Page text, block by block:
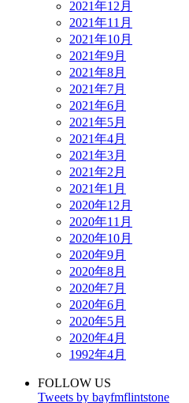
2021年12月
2021年11月
2021年10月
2021年9月
2021年8月
2021年7月
2021年6月
2021年5月
2021年4月
2021年3月
2021年2月
2021年1月
2020年12月
2020年11月
2020年10月
2020年9月
2020年8月
2020年7月
2020年6月
2020年5月
2020年4月
1992年4月
FOLLOW US
Tweets by bayfmflintstone